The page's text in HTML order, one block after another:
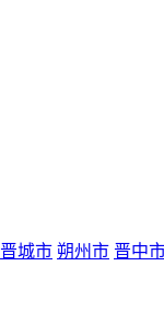
晋城市 朔州市 晋中